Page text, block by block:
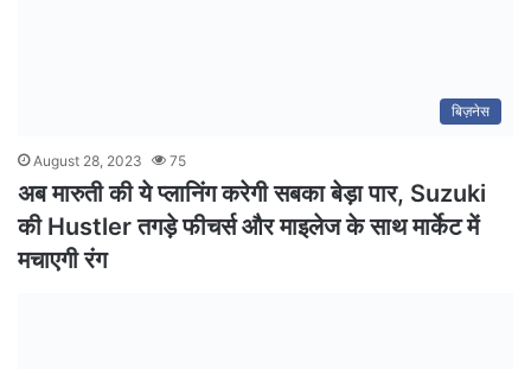
बिज़नेस
August 28, 2023 75
अब मारुती की ये प्लानिंग करेगी सबका बेड़ा पार, Suzuki
की Hustler तगड़े फीचर्स और माइलेज के साथ मार्केट में
मचाएगी रंग